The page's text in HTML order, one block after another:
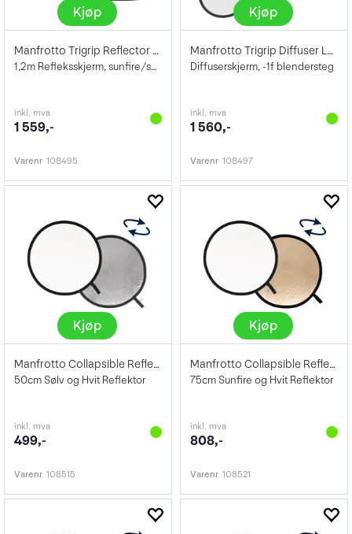
Kjøp
Manfrotto Trigrip Reflector Large 1.2m
1,2m Refleksskjerm, sunfire/sølv
inkl. mva
1 559,-
Varenr 108495
Kjøp
Manfrotto Trigrip Diffuser Large 120cm
Diffuserskjerm, -1f blendersteg
inkl. mva
1 560,-
Varenr 108497
Kjøp
Manfrotto Collapsible Reflector 50cm
50cm Sølv og Hvit Reflektor
inkl. mva
499,-
Varenr 108515
Kjøp
Manfrotto Collapsible Reflector 75cm
75cm Sunfire og Hvit Reflektor
inkl. mva
808,-
Varenr 108521